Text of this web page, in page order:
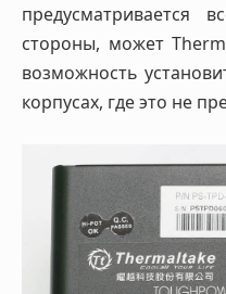
предусматривается
стороны, может
возможность
корпусах, где это не